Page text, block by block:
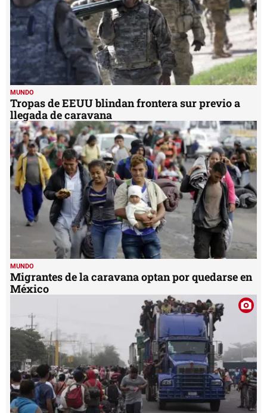
MUNDO
Tropas de EEUU blindan frontera sur previo a
llegada de caravana
MUNDO
Migrantes de la caravana optan por quedarse en
México